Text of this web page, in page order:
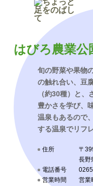
はびろ農業
旬の野菜や果物
の触れ合い、豆
（約30種）と
豊かさを学び、
温泉もあるので
する温泉でリフ
住所
〒
長野
電話番号
営業時間
営業